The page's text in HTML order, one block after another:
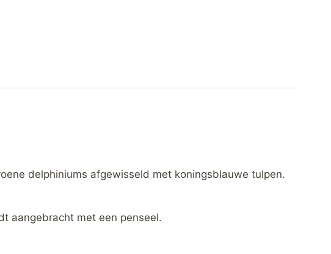
delphiniums afgewisseld met koningsblauwe tulpen.
aangebracht met een penseel.